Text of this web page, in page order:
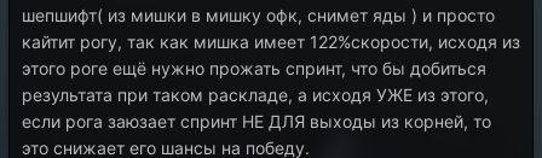
шепшифт( из мишки в мишку офк, снимет яды ) и просто
кайтит рогу, так как мишка имеет 122%скорости, исходя из
этого роге ещё нужно прожать спринт, что бы добиться
результата при таком раскладе, а исходя УЖЕ из этого,
если рога заюзает спринт НЕ ДЛЯ выходы из корней, то
это снижает его шансы на победу.